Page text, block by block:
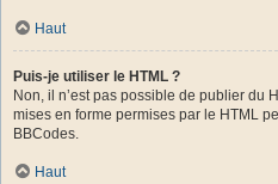
Haut
Puis-je utiliser le HTML ?
Non, il n’est pas possible de publier du
mises en forme permises par le HTML
BBCodes.
Haut